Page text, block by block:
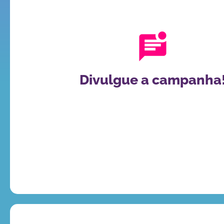
Divulgue a
Você pode nos ajudar a tornar o Mês Mundial das
mais conhecido em todo o Brasil se mobilizando e
causa entre seus amigos, familiares e